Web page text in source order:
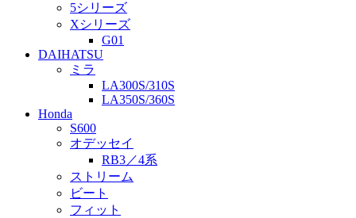
5シリーズ
Xシリーズ
G01
DAIHATSU
ミラ
LA300S/310S
LA350S/360S
Honda
S600
オデッセイ
RB3／4系
ストリーム
ビート
フィット